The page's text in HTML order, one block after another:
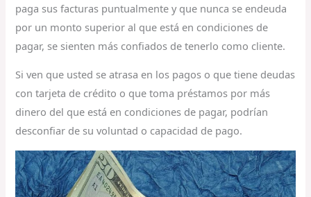
paga sus facturas puntualmente y que nunca se endeuda
por un monto superior al que está en condiciones de
pagar, se sienten más confiados de tenerlo como cliente.
Si ven que usted se atrasa en los pagos o que tiene deudas
con tarjeta de crédito o que toma préstamos por más
dinero del que está en condiciones de pagar, podrían
desconfiar de su voluntad o capacidad de pago.